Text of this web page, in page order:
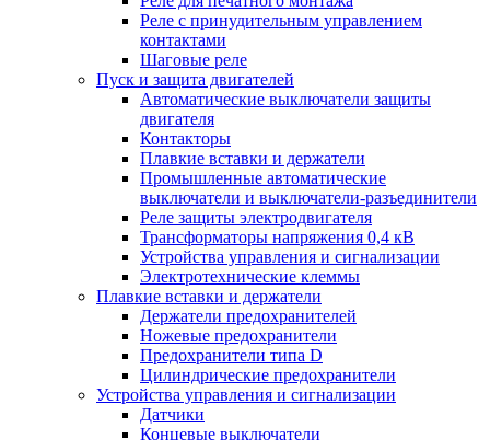
Реле с принудительным управлением
контактами
Шаговые реле
Пуск и защита двигателей
Автоматические выключатели защиты
двигателя
Контакторы
Плавкие вставки и держатели
Промышленные автоматические
выключатели и выключатели-разъединители
Реле защиты электродвигателя
Трансформаторы напряжения 0,4 кВ
Устройства управления и сигнализации
Электротехнические клеммы
Плавкие вставки и держатели
Держатели предохранителей
Ножевые предохранители
Предохранители типа D
Цилиндрические предохранители
Устройства управления и сигнализации
Датчики
Концевые выключатели